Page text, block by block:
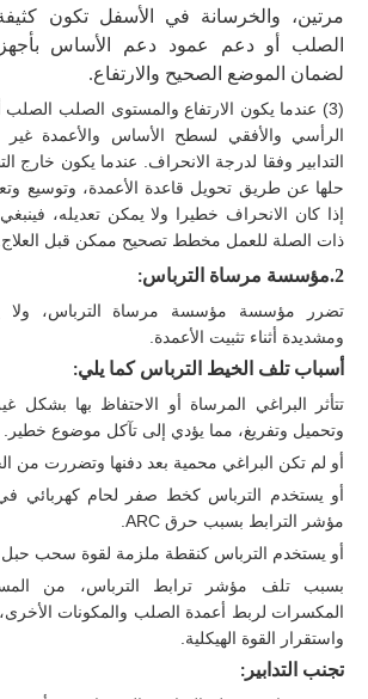
مرتين، والخرسانة في الأسفل تكون
الصلب أو دعم عمود دعم الأساس
لضمان الموضع الصحيح والارتفاع.
(3) عندما يكون الارتفاع والمستوى الصلب
الرأسي والأفقي لسطح الأساس والأعمدة غير
التدابير وفقا لدرجة الانحراف. عندما يكون خارج
حلها عن طريق تحويل قاعدة الأعمدة، وتوسيع
إذا كان الانحراف خطيرا ولا يمكن تعديله،
ذات الصلة للعمل مخطط تصحيح ممكن قبل العلاج.
2. مؤسسة مرساة الترباس:
تضرر مؤسسة مؤسسة مرساة الترباس، ولا
ومشديدة أثناء تثبيت الأعمدة.
أسباب تلف الخيط الترباس كما يلي:
تتأثر البراغي المرساة أو الاحتفاظ بها بشكل
وتحميل وتفريغ، مما يؤدي إلى تآكل موضوع خطير.
أو لم تكن البراغي محمية بعد دفنها وتضررت من
أو يستخدم الترباس كخط صفر لحام كهربائي في
مؤشر الترابط بسبب حرق ARC.
أو يستخدم الترباس كنقطة ملزمة لقوة سحب حبل
بسبب تلف مؤشر ترابط الترباس، من
المكسرات لربط أعمدة الصلب والمكونات الأخرى،
واستقرار القوة الهيكلية.
تجنب التدابير: